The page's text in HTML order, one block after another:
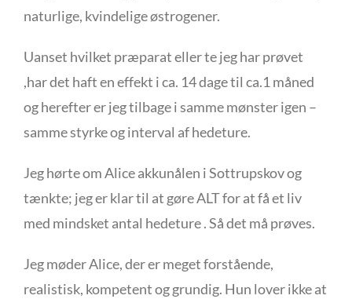
naturlige, kvindelige østrogener.
Uanset hvilket præparat eller te jeg har prøvet
,har det haft en effekt i ca. 14 dage til ca.1 måned
og herefter er jeg tilbage i samme mønster igen –
samme styrke og interval af hedeture.
Jeg hørte om Alice akkunålen i Sottrupskov og
tænkte; jeg er klar til at gøre ALT for at få et liv
med mindsket antal hedeture . Så det må prøves.
Jeg møder Alice, der er meget forstående,
realistisk, kompetent og grundig. Hun lover ikke at